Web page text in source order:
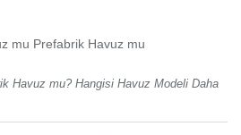
mu Prefabrik Havuz mu
Havuz mu? Hangisi Havuz Modeli Daha